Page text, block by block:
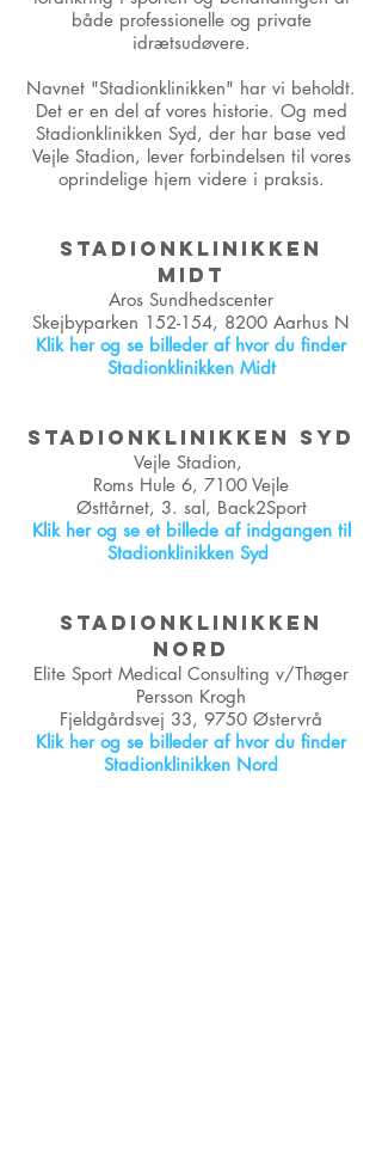
både professionelle og private
idrætsudøvere.
Navnet "Stadionklinikken" har vi beholdt.
Det er en del af vores historie. Og med
Stadionklinikken Syd, der har base ved
Vejle Stadion, lever forbindelsen til vores
oprindelige hjem videre i praksis.
STADIONKLINIKKEN
MIDT
Aros Sundhedscenter
Skejbyparken 152-154, 8200 Aarhus N
Klik her og se billeder af hvor du finder
Stadionklinikken Midt
STADIONKLINIKKEN SYD
Vejle Stadion,
Roms Hule 6, 7100 Vejle
Østtårnet, 3. sal, Back2Sport
Klik her og se et billede af indgangen til
Stadionklinikken Syd
STADIONKLINIKKEN
NORD
Elite Sport Medical Consulting v/Thøger
Persson Krogh
Fjeldgårdsvej 33, 9750 Østervrå
Klik her og se billeder af hvor du finder
Stadionklinikken Nord